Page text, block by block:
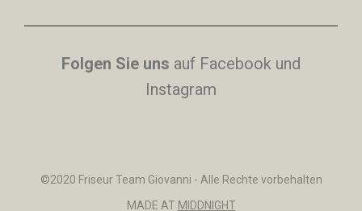
Folgen Sie uns auf Facebook und
Instagram
©2020 Friseur Team Giovanni - Alle Rechte vorbehalten
MADE AT MIDDNIGHT